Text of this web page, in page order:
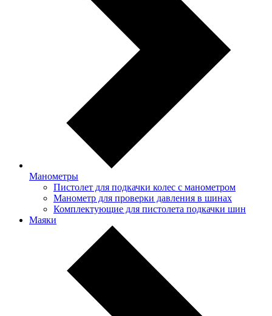
Манометры
Пистолет для подкачки колес с манометром
Манометр для проверки давления в шинах
Комплектующие для пистолета подкачки шин
Маяки